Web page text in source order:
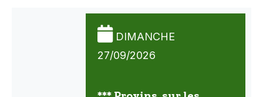
DIMANCHE
27/09/2026